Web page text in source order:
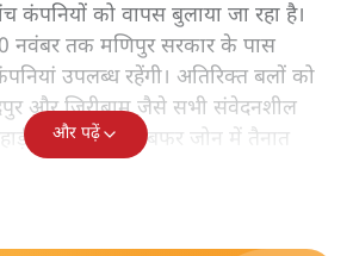
कंपनियों को वापस बुलाया जा रहा है।
नवंबर तक मणिपुर सरकार के पास
उपलब्ध रहेंगी। अतिरिक्त बलों को
और जिरीबाम जैसे सभी संवेदनशील
जिलों के बीच बफर जोन में तैनात
और पढ़ें